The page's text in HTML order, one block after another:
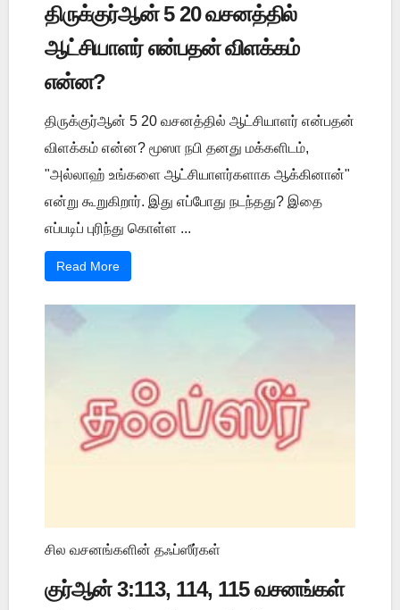
திருக்குர்ஆன் 5 20 வசனத்தில்
ஆட்சியாளர் என்பதன் விளக்கம்
என்ன?
திருக்குர்ஆன் 5 20 வசனத்தில் ஆட்சியாளர் என்பதன்
விளக்கம் என்ன? மூஸா நபி தனது மக்களிடம்,
"அல்லாஹ் உங்களை ஆட்சியாளர்களாக ஆக்கினான்"
என்று கூறுகிறார். இது எப்போது நடந்தது? இதை
எப்படிப் புரிந்து கொள்ள ...
Read More
சில வசனங்களின் தஃப்ஸீர்கள்
குர்ஆன் 3:113, 114, 115 வசனங்கள்